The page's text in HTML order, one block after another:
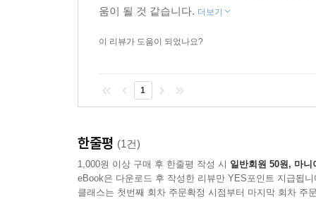
움이 될 것 같습니다. 더보기
이 리뷰가 도움이 되었나요?
1
한줄평 (1건)
1,000원 이상 구매 후 한줄평 작성 시 일반회원 50원, 마니
eBook은 다운로드 후 작성한 리뷰만 YES포인트 지급됩니
클래스는 첫번째 회차 주문확정 시점부터 마지막 회차 주